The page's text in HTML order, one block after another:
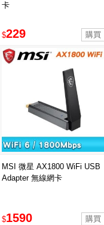
卡
$229
MSI 微星 AX1800 WiFi USB
Adapter 無線網卡
$1590